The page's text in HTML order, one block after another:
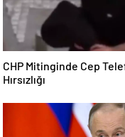
CHP Mitinginde Cep
Hırsızlığı